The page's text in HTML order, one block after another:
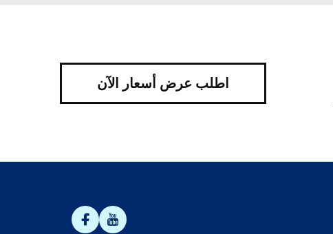
اطلب عرض أسعار الآن